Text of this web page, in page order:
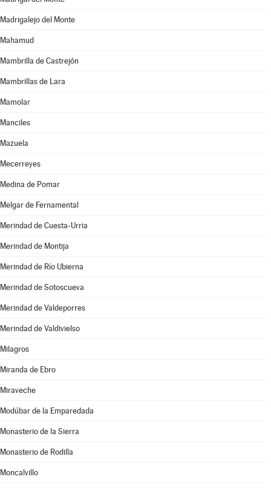
Madrigalejo del Monte
Mahamud
Mambrilla de Castrejón
Mambrillas de Lara
Mamolar
Manciles
Mazuela
Mecerreyes
Medina de Pomar
Melgar de Fernamental
Merindad de Cuesta-Urria
Merindad de Montija
Merindad de Río Ubierna
Merindad de Sotoscueva
Merindad de Valdeporres
Merindad de Valdivielso
Milagros
Miranda de Ebro
Miraveche
Modúbar de la Emparedada
Monasterio de la Sierra
Monasterio de Rodilla
Moncalvillo